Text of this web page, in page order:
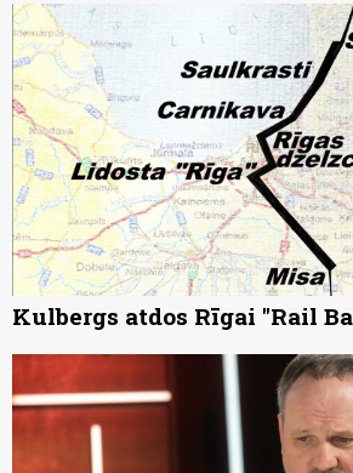
Kulbergs atdos Rīgai "Rail